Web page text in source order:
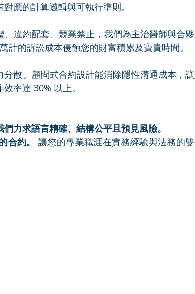
應的計算邏輯與可執行準則。
違約配套、競業禁止，我們為主治醫師與合夥
計的訴訟成本侵蝕您的財富積累及寶貴時間。
散。顧問式合約設計能消除隱性溝通成本，讓
率達 30% 以上。
力求語言精確、結構公平且預見風險。
合約。
讓您的專業職涯在實務經驗與法務的雙